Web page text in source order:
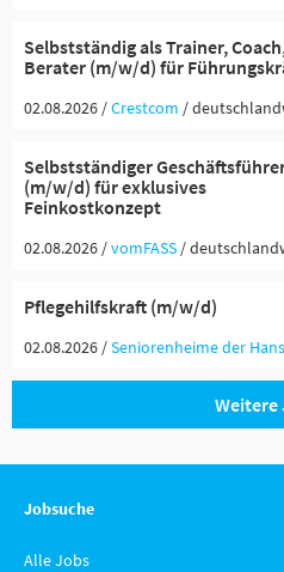
Selbstständig als Trainer,
Berater (m/w/d) für
02.08.2026 /Crestcom /
Selbstständiger
(m/w/d) für exklusives
Feinkostkonzept
02.08.2026 /vomFASS /
Pflegehilfskraft (m/w/d)
02.08.2026 /Seniorenheime der
Weitere
Jobsuche
Alle Jobs